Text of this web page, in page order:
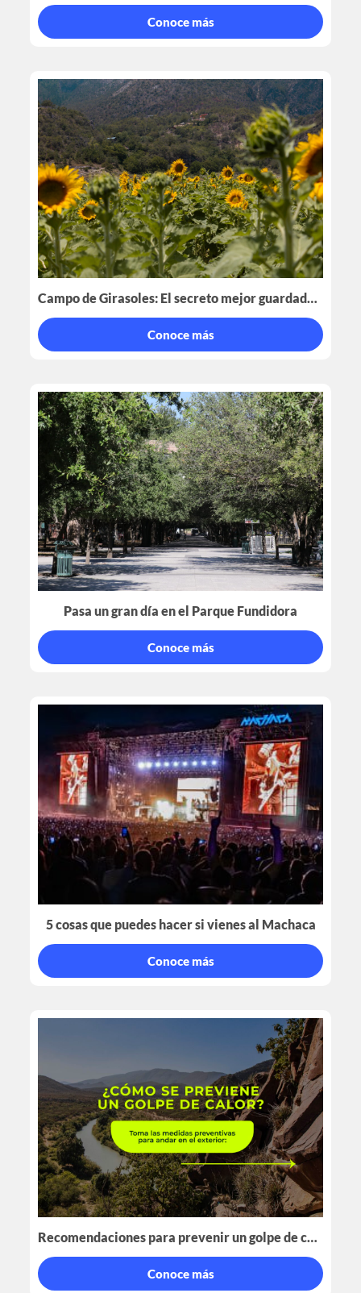
Conoce más
Campo de Girasoles: El secreto mejor guardado de Laguna de Sánchez
Conoce más
Pasa un gran día en el Parque Fundidora
Conoce más
5 cosas que puedes hacer si vienes al Machaca
Conoce más
Recomendaciones para prevenir un golpe de calor
Conoce más